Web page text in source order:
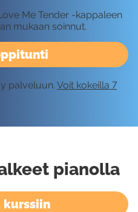
Me Tender -kappaleen
mukaan soinnut.
palveluun. Voit kokeilla 7
pianolla
kurssiin